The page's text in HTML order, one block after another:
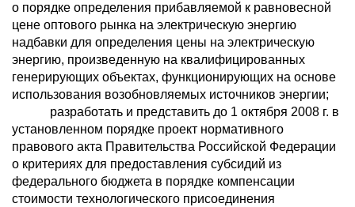
о порядке определения прибавляемой к равновесной
цене оптового рынка на электрическую энергию
надбавки для определения цены на электрическую
энергию, произведенную на квалифицированных
генерирующих объектах, функционирующих на основе
использования возобновляемых источников энергии;
разработать и представить до 1 октября 2008 г. в
установленном порядке проект нормативного
правового акта Правительства Российской Федерации
о критериях для предоставления субсидий из
федерального бюджета в порядке компенсации
стоимости технологического присоединения